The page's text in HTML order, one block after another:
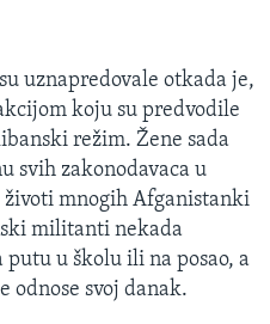
uznapredovale otkada je,
koju su predvodile
režim. Žene sada
svih zakonodavaca u
mnogih Afganistanki
militanti nekada
u školu ili na posao, a
odnose svoj danak.